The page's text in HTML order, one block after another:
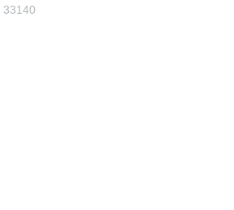
33140